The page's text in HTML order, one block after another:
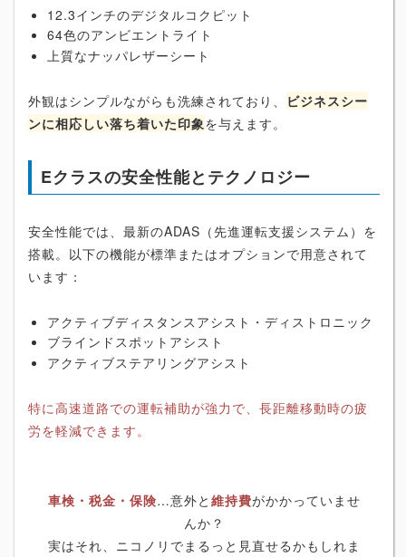
12.3インチのデジタルコクピット
64色のアンビエントライト
上質なナッパレザーシート
外観はシンプルながらも洗練されており、 ビジネスシー
ンに相応しい落ち着いた印象を与えます。
Eクラスの安全性能とテクノロジー
安全性能では、最新のADAS（先進運転支援システム）を
搭載。以下の機能が標準またはオプションで用意されて
います：
アクティブディスタンスアシスト・ディストロニック
ブラインドスポットアシスト
アクティブステアリングアシスト
特に高速道路での運転補助が強力で、長距離移動時の疲
労を軽減できます。
車検・税金・保険…意外と 維持費がかかっていませ
んか？
実はそれ、ニコノリでまるっと見直せるかもしれま